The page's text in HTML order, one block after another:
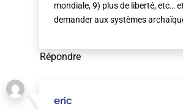
mondiale, 9) plus de liberté, etc…
demander aux systèmes
Répondre
eric